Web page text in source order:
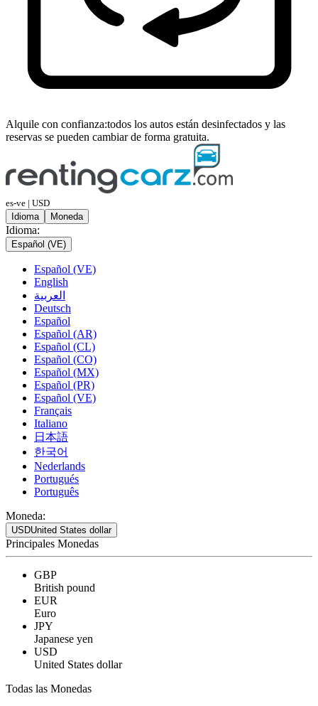
Alquile con confianza:todos los autos están desinfectados y las
reservas se pueden cambiar de forma gratuita.
es-ve | USD
Idioma
Moneda
Idioma:
Español (VE)
Español (VE)
English
العربية
Deutsch
Español
Español (AR)
Español (CL)
Español (CO)
Español (MX)
Español (PR)
Español (VE)
Français
Italiano
日本語
한국어
Nederlands
Portugués
Português
Moneda:
USDUnited States dollar
Principales Monedas
GBP
British pound
EUR
Euro
JPY
Japanese yen
USD
United States dollar
Todas las Monedas